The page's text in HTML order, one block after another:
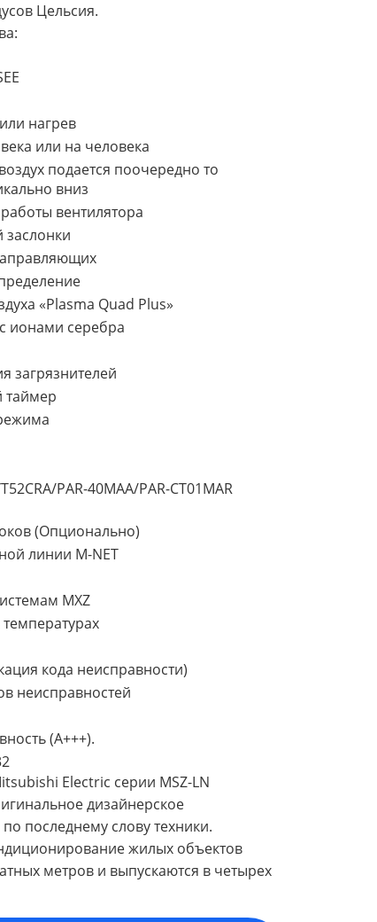
Цельсия.
нагрев
или на человека
подается поочередно то
вниз
вентилятора
заслонки
«Plasma Quad Plus»
ионами серебра
загрязнителей
таймер
PAR-40MAA/PAR-CT01MAR
(Опционально)
линии M-NET
MXZ
кода неисправности)
неисправностей
(А+++).
Electric серии MSZ-LN
дизайнерское
последнему слову техники.
жилых объектов
метров и выпускаются в четырех